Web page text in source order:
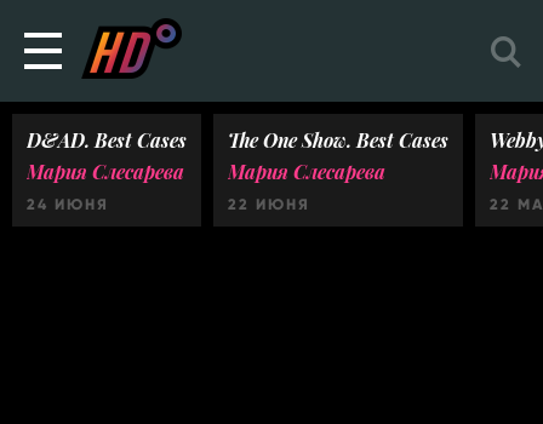
D&AD. Best Cases
Мария Слесарева
24 ИЮНЯ
The One Show. Best Cases
Мария Слесарева
22 ИЮНЯ 22